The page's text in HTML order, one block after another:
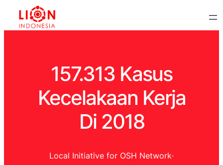
157.313 Kasus
Kecelakaan Kerja
Di 2018
Local Initiative for OSH Network·